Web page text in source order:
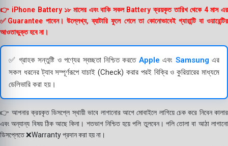
👉 iPhone Battery ১৮ মাসের এবং বাকি সকল Battery ক্রয়কৃত তারিখ থেকে 4 মাস এর
✅Guarantee পাবেন। উল্লেখ্য, ব্যাটারি ফুলে গেলে তা কোনোভাবেই গ্যারান্টি বা ওয়ারেন্টির
আওতাভুক্ত হবে না।
✅ গ্রাহক সন্তুষ্টি ও পণ্যের স্বচ্ছতা নিশ্চিত করতে Apple এবং Samsung এর
সকল ধরনের ট্যাব সম্পূর্ণরূপে যাচাই (Check) করার পরই বিক্রি ও কুরিয়ারের মাধ্যমে
ডেলিভারি করা হয়।
👉 আপনার ক্রয়কৃত ডিসপ্লে স্থায়ী ভাবে লাগানোর আগে মোবাইলে লাগিয়ে চেক করে নিবেন কালার
এবং অন্যান্য বিষয় ঠিক আছে কিনা। শতভাগ নিশ্চিত হয়ে পলি তুলবেন। পলি তোলা বা আঠা লাগানো
ডিসপ্লেতে ❌Warranty প্রদান করা হয় না।